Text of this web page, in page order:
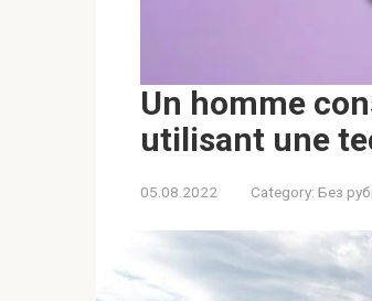
Un homme
utilisant une
05.08.2022 Category: Без